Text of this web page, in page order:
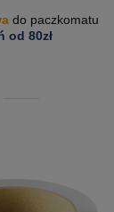
do paczkomatu
od 80zł